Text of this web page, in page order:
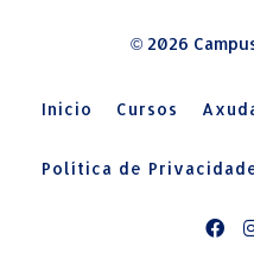
© 2026
Inicio Cursos
Política de